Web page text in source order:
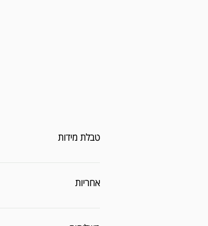
טבלת מידות
אחריות